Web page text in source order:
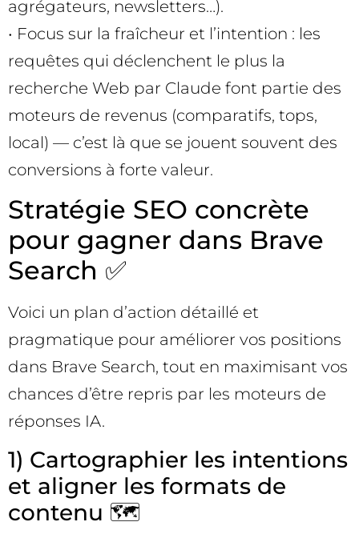
agrégateurs, newsletters…).
• Focus sur la fraîcheur et l’intention : les
requêtes qui déclenchent le plus la
recherche Web par Claude font partie des
moteurs de revenus (comparatifs, tops,
local) — c’est là que se jouent souvent des
conversions à forte valeur.
Stratégie SEO concrète
pour gagner dans Brave
Search ✅
Voici un plan d’action détaillé et
pragmatique pour améliorer vos positions
dans Brave Search, tout en maximisant vos
chances d’être repris par les moteurs de
réponses IA.
1) Cartographier les intentions
et aligner les formats de
contenu 🗺️